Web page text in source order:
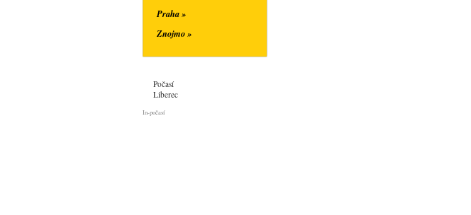
Praha »
Znojmo »
Počasí
Liberec
In-počasí